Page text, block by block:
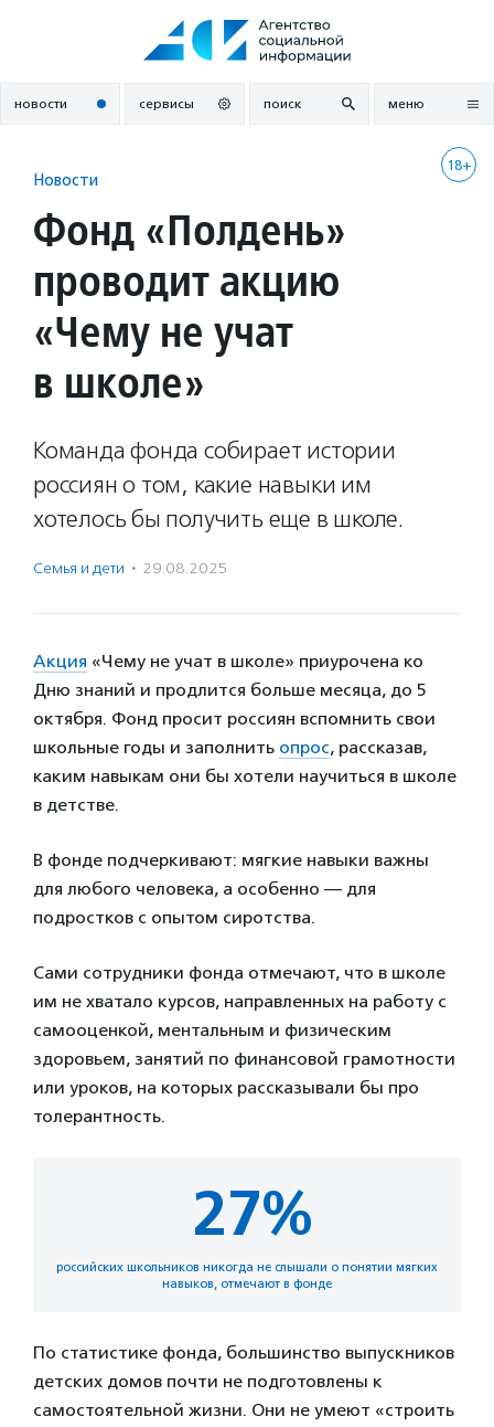
новости сервисы поиск меню
18+
Новости
Фонд «Полдень»
проводит акцию
«Чему не учат
в школе»
Команда фонда собирает истории
россиян о том, какие навыки им
хотелось бы получить еще в школе.
Семья и дети · 29.08.2025
Акция «Чему не учат в школе» приурочена ко
Дню знаний и продлится больше месяца, до 5
октября. Фонд просит россиян вспомнить свои
школьные годы и заполнить опрос, рассказав,
каким навыкам они бы хотели научиться в школе
в детстве.
В фонде подчеркивают: мягкие навыки важны
для любого человека, а особенно — для
подростков с опытом сиротства.
Сами сотрудники фонда отмечают, что в школе
им не хватало курсов, направленных на работу с
самооценкой, ментальным и физическим
здоровьем, занятий по финансовой грамотности
или уроков, на которых рассказывали бы про
толерантность.
27%
российских школьников никогда не слышали о понятии мягких
навыков, отмечают в фонде
По статистике фонда, большинство выпускников
детских домов почти не подготовлены к
самостоятельной жизни. Они не умеют «строить